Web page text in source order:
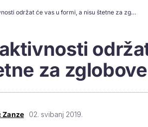
Ovih pet aktivnosti održat će vas u formi, a nisu štetne za zglobove
za zglobove
Zanze 02. svibanj 2019.